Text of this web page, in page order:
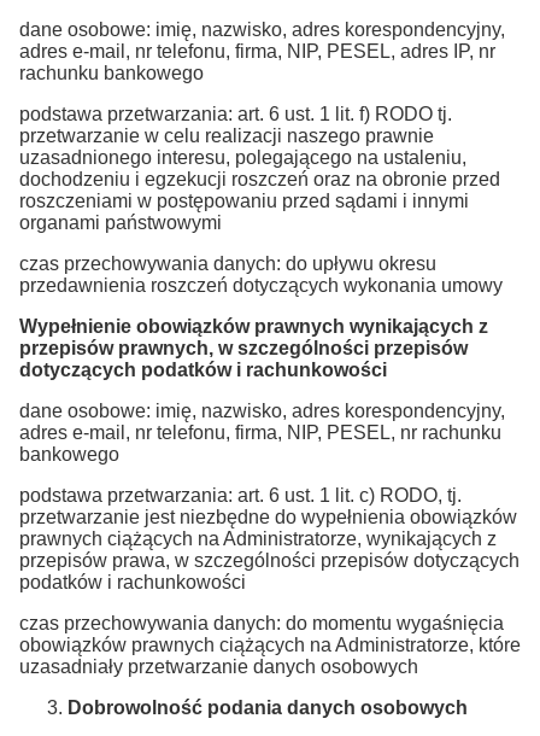
dane osobowe: imię, nazwisko, adres korespondencyjny,
adres e-mail, nr telefonu, firma, NIP, PESEL, adres IP, nr
rachunku bankowego
podstawa przetwarzania: art. 6 ust. 1 lit. f) RODO tj.
przetwarzanie w celu realizacji naszego prawnie
uzasadnionego interesu, polegającego na ustaleniu,
dochodzeniu i egzekucji roszczeń oraz na obronie przed
roszczeniami w postępowaniu przed sądami i innymi
organami państwowymi
czas przechowywania danych: do upływu okresu
przedawnienia roszczeń dotyczących wykonania umowy
Wypełnienie obowiązków prawnych wynikających z
przepisów prawnych, w szczególności przepisów
dotyczących podatków i rachunkowości
dane osobowe: imię, nazwisko, adres korespondencyjny,
adres e-mail, nr telefonu, firma, NIP, PESEL, nr rachunku
bankowego
podstawa przetwarzania: art. 6 ust. 1 lit. c) RODO, tj.
przetwarzanie jest niezbędne do wypełnienia obowiązków
prawnych ciążących na Administratorze, wynikających z
przepisów prawa, w szczególności przepisów dotyczących
podatków i rachunkowości
czas przechowywania danych: do momentu wygaśnięcia
obowiązków prawnych ciążących na Administratorze, które
uzasadniały przetwarzanie danych osobowych
Dobrowolność podania danych osobowych